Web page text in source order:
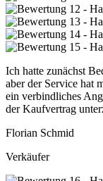
Ich hatte zunächst
aber der Service hat
ein verbindliches
der Kaufvertrag
Florian Schmid
Verkäufer